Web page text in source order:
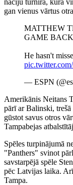
gan vienus vārtus
MATTHEW
GAME
He hasn't
— ESPN
Amerikānis Neitans
pārī ar Balinski,
gūstot savus otros
Tampabejas
Spēles turpinājumā
"Panthers" svinot
savstarpējā spēle
pēc Latvijas laika.
Tampa.